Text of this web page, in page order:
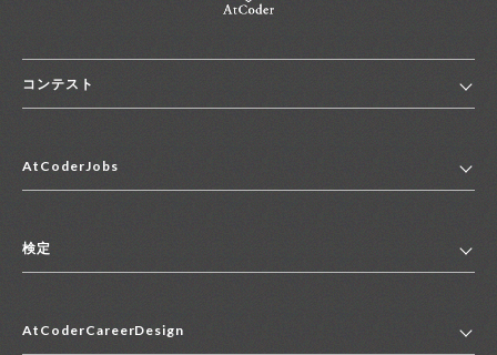
コンテスト
コンテスト一覧
便利リンク集
AtCoderJobs
2027年新卒採用求人一覧
中途採用求人一覧
検定
マイページ
AtCoderCareerDesign